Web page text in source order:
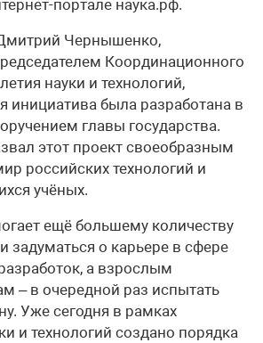
портале наука.рф.
Чернышенко,
Координационного
науки и технологий,
инициатива была разработана в
главы государства.
этот проект своеобразным
российских технологий и
учёных.
ещё большему количеству
задуматься о карьере в сфере
а взрослым
– в очередной раз испытать
Уже сегодня в рамках
и технологий создано порядка